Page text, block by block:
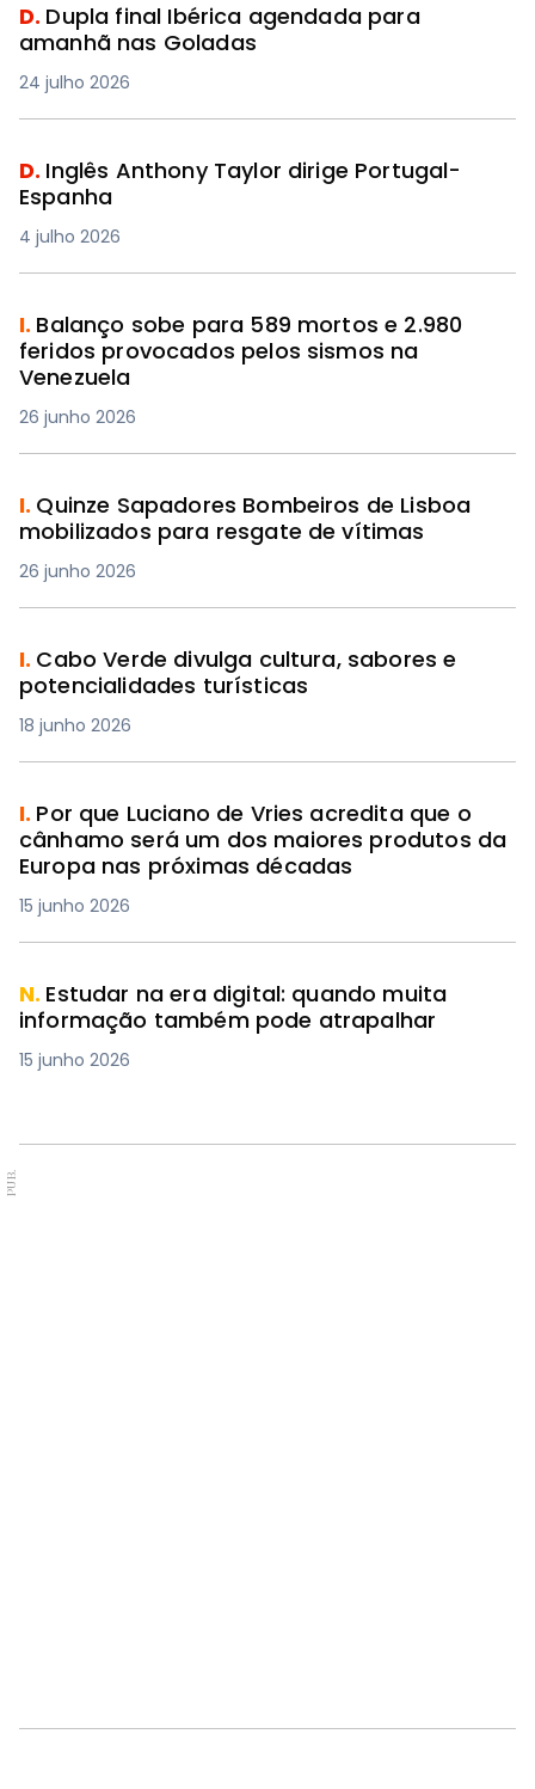
D. Dupla final Ibérica agendada para
amanhã nas Goladas
24 julho 2026
D. Inglês Anthony Taylor dirige Portugal-
Espanha
4 julho 2026
I. Balanço sobe para 589 mortos e 2.980
feridos provocados pelos sismos na
Venezuela
26 junho 2026
I. Quinze Sapadores Bombeiros de Lisboa
mobilizados para resgate de vítimas
26 junho 2026
I. Cabo Verde divulga cultura, sabores e
potencialidades turísticas
18 junho 2026
I. Por que Luciano de Vries acredita que o
cânhamo será um dos maiores produtos da
Europa nas próximas décadas
15 junho 2026
N. Estudar na era digital: quando muita
informação também pode atrapalhar
15 junho 2026
PUB.